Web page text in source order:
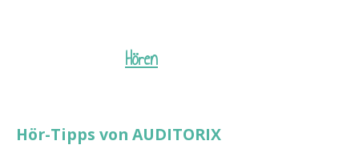
Hören
Hör-Tipps von AUDITORIX